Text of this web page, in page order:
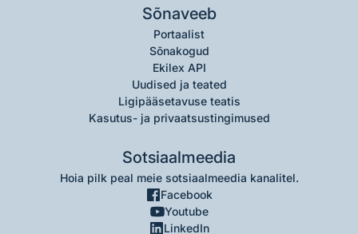
Sõnaveeb
Portaalist
Sõnakogud
Ekilex API
Uudised ja teated
Ligipääsetavuse teatis
Kasutus- ja privaatsustingimused
Sotsiaalmeedia
Hoia pilk peal meie sotsiaalmeedia kanalitel.
Facebook
Youtube
LinkedIn